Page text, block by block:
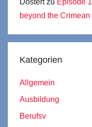
Dostertzu Episode
beyond the Crimean
Kategorien
Allgemein
Ausbildung
Berufsv